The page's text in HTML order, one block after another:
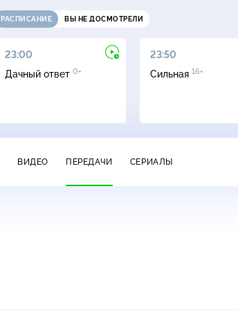
РАСПИСАНИЕ ВЫ НЕ ДОСМОТРЕЛИ
23:00
Дачный ответ 0+
23:50
Сильная 16+
ВИДЕО ПЕРЕДАЧИ СЕРИАЛЫ